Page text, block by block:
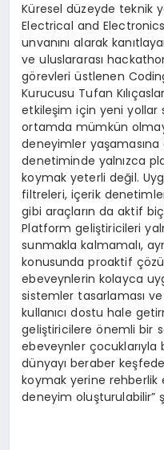
Küresel düzeyde teknik
Electrical and
unvanını alarak
ve uluslararası
görevleri üstlenen
Kurucusu Tufan
etkileşim için yeni yollar
ortamda mümkün
deneyimler yaşamasına
denetiminde yalnızca
koymak yeterli değil.
filtreleri, içerik
gibi araçların da aktif
Platform geliştiricileri
sunmakla kalmamalı,
konusunda proaktif
ebeveynlerin kolayca
sistemler tasarlaması
kullanıcı dostu hale
geliştiricilere önemli bir
ebeveynler çocuklarıyla
dünyayı beraber
koymak yerine
deneyim oluşturulabilir”